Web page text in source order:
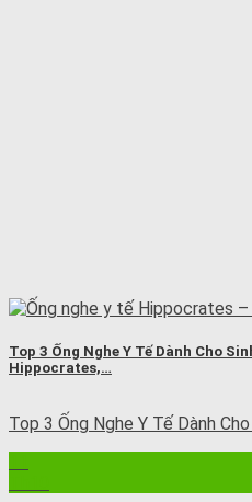
Top 3 Ống Nghe Y Tế Dành Cho
Hippocrates,…
Top 3 Ống Nghe Y Tế Dành Cho